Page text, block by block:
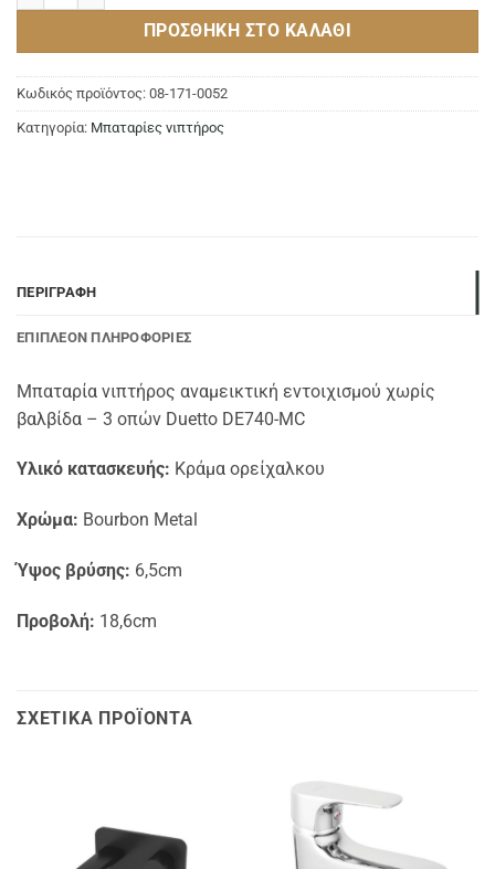
ΠΡΟΣΘΉΚΗ ΣΤΟ ΚΑΛΆΘΙ
Κωδικός προϊόντος: 08-171-0052
Κατηγορία: Μπαταρίες νιπτήρος
ΠΕΡΙΓΡΑΦΉ
ΕΠΙΠΛΈΟΝ ΠΛΗΡΟΦΟΡΊΕΣ
Μπαταρία νιπτήρος αναμεικτική εντοιχισμού χωρίς
βαλβίδα – 3 οπών Duetto DE740-MC
Υλικό κατασκευής: Κράμα ορείχαλκου
Χρώμα: Bourbon Metal
Ύψος βρύσης: 6,5cm
Προβολή: 18,6cm
ΣΧΕΤΙΚΆ ΠΡΟΪΌΝΤΑ